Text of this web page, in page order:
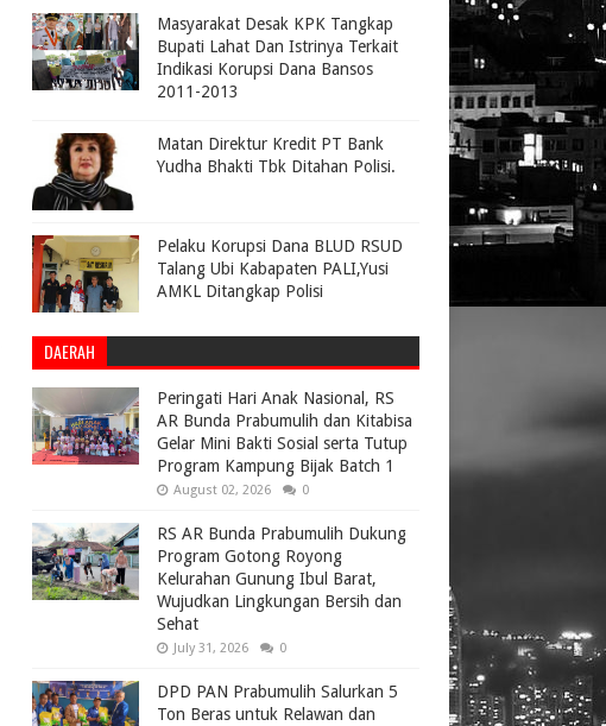
Masyarakat Desak KPK Tangkap
Bupati Lahat Dan Istrinya Terkait
Indikasi Korupsi Dana Bansos
2011-2013
Matan Direktur Kredit PT Bank
Yudha Bhakti Tbk Ditahan Polisi.
Pelaku Korupsi Dana BLUD RSUD
Talang Ubi Kabapaten PALI,Yusi
AMKL Ditangkap Polisi
DAERAH
Peringati Hari Anak Nasional, RS
AR Bunda Prabumulih dan Kitabisa
Gelar Mini Bakti Sosial serta Tutup
Program Kampung Bijak Batch 1
August 02, 2026 0
RS AR Bunda Prabumulih Dukung
Program Gotong Royong
Kelurahan Gunung Ibul Barat,
Wujudkan Lingkungan Bersih dan
Sehat
July 31, 2026 0
DPD PAN Prabumulih Salurkan 5
Ton Beras untuk Relawan dan